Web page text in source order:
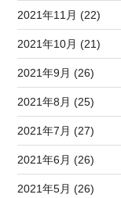
2021年11月 (22)
2021年10月 (21)
2021年9月 (26)
2021年8月 (25)
2021年7月 (27)
2021年6月 (26)
2021年5月 (26)